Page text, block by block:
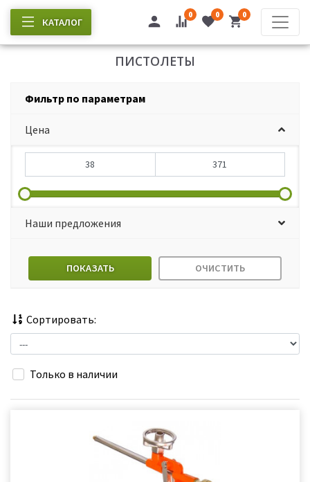
КАТАЛОГ
0 0 0
ПИСТОЛЕТЫ
Фильтр по параметрам
Цена
Наши предложения
ПОКАЗАТЬ ОЧИСТИТЬ
Сортировать:
Только в наличии